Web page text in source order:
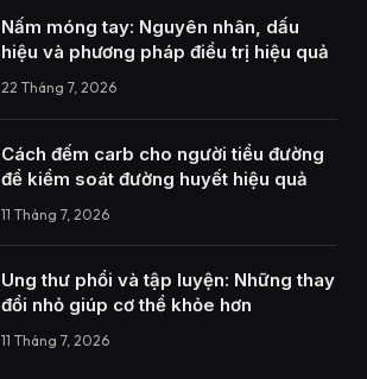
Nấm móng tay: Nguyên nhân, dấu
hiệu và phương pháp điều trị hiệu quả
22 Tháng 7, 2026
Cách đếm carb cho người tiểu đường
để kiểm soát đường huyết hiệu quả
11 Tháng 7, 2026
Ung thư phổi và tập luyện: Những thay
đổi nhỏ giúp cơ thể khỏe hơn
11 Tháng 7, 2026